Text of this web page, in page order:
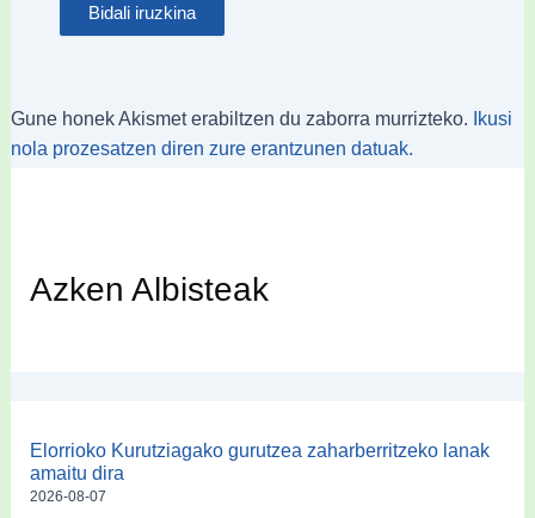
Gune honek Akismet erabiltzen du zaborra murrizteko.
Ikusi
nola prozesatzen diren zure erantzunen datuak.
Azken Albisteak
Elorrioko Kurutziagako gurutzea zaharberritzeko lanak
amaitu dira
2026-08-07